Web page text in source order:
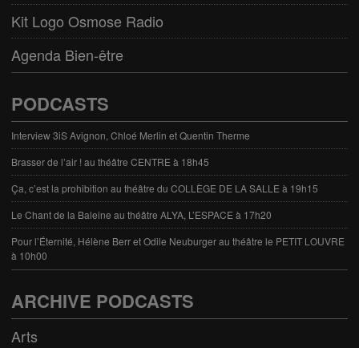
Kit Logo Osmose Radio
Agenda Bien-être
PODCASTS
Interview 3iS Avignon, Chloé Merlin et Quentin Therme
Brasser de l’air ! au théâtre CENTRE à 18h45
Ça, c’est la prohibition au théâtre du COLLÈGE DE LA SALLE à 19h15
Le Chant de la Baleine au théâtre ALYA, L’ESPACE à 17h20
Pour l’Éternité, Hélène Berr et Odile Neuburger au théâtre le PETIT LOUVRE
à 10h00
ARCHIVE PODCASTS
Arts